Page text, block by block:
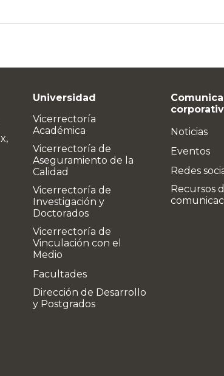
Universidad
Vicerrectoría
Académica
Vicerrectoría de
Aseguramiento de la
Calidad
Vicerrectoría de
Investigación y
Doctorados
Vicerrectoría de
Vinculación con el
Medio
Facultades
Dirección de Desarrollo
y Postgrados
Noticias
Eventos
Redes
Recursos